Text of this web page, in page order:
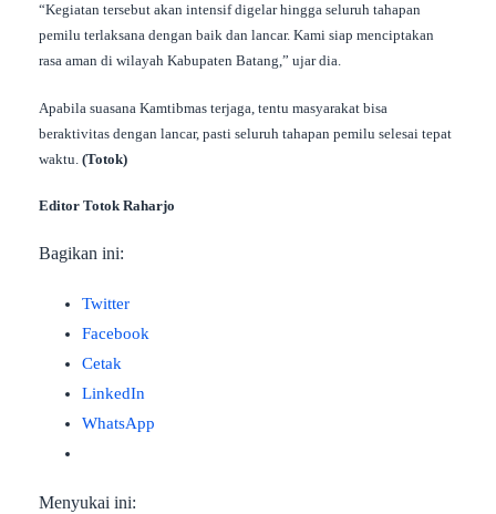
“Kegiatan tersebut akan intensif digelar hingga seluruh tahapan
pemilu terlaksana dengan baik dan lancar. Kami siap menciptakan
rasa aman di wilayah Kabupaten Batang,” ujar dia.
Apabila suasana Kamtibmas terjaga, tentu masyarakat bisa
beraktivitas dengan lancar, pasti seluruh tahapan pemilu selesai tepat
waktu. (Totok)
Editor Totok Raharjo
Bagikan ini:
Twitter
Facebook
Cetak
LinkedIn
WhatsApp
Menyukai ini: